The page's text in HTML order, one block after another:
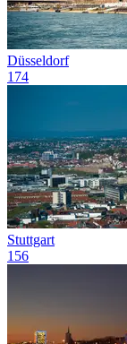
Düsseldorf
174
Stuttgart
156